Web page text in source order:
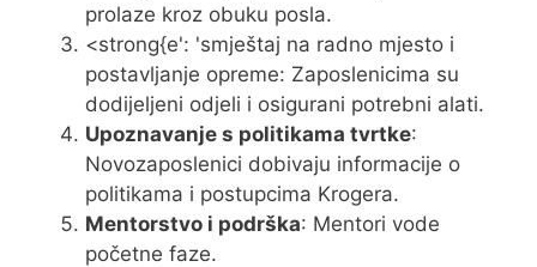
prolaze kroz obuku posla.
<strong{e': 'smještaj na radno mjesto i
postavljanje opreme: Zaposlenicima su
dodijeljeni odjeli i osigurani potrebni alati.
Upoznavanje s politikama tvrtke:
Novozaposlenici dobivaju informacije o
politikama i postupcima Krogera.
Mentorstvo i podrška: Mentori vode
početne faze.